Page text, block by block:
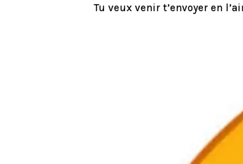
Tu veux venir t’envoyer en